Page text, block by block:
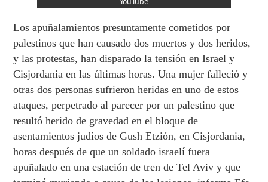
Los apuñalamientos presuntamente cometidos por
palestinos que han causado dos muertos y dos heridos,
y las protestas, han disparado la tensión en Israel y
Cisjordania en las últimas horas. Una mujer falleció y
otras dos personas sufrieron heridas en uno de estos
ataques, perpetrado al parecer por un palestino que
resultó herido de gravedad en el bloque de
asentamientos judíos de Gush Etzión, en Cisjordania,
horas después de que un soldado israelí fuera
apuñalado en una estación de tren de Tel Aviv y que